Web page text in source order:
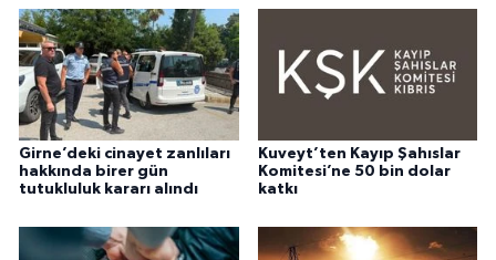
Girne’deki cinayet zanlıları
hakkında birer gün
tutukluluk kararı alındı
Kuveyt’ten Kayıp Şahıslar
Komitesi’ne 50 bin dolar
katkı